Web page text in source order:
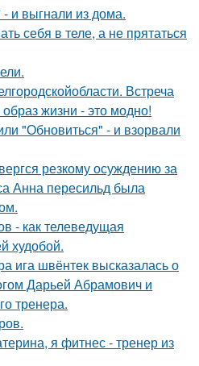
и выгнали из дома.
себя в теле, а не прятаться
Встреча
жизни - это модно!
"Обновиться" - и взорвали
резкому осуждению за
Анна пересильд была
- как телеведущая
худобой.
ига швёнтек высказалась о
Дарьей Абрамович и
тренера.
я фитнес - тренер из